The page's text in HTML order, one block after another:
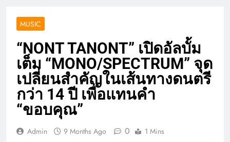
MUSIC
“NONT TANONT” เปิดอัลบั้ม
เต็ม “MONO/SPECTRUM” จุด
เปลี่ยนสำคัญในเส้นทางดนตรี
กว่า 14 ปี เพื่อแทนคำ
“ขอบคุณ”
Admin 9 Months Ago 0 1 Mins